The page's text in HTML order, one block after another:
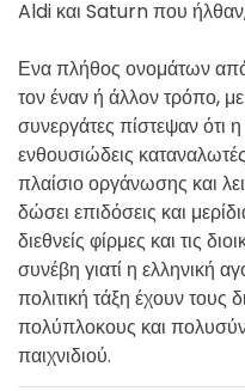
Aldi και Saturn που
Ενα πλήθος ονομάτων από
τον έναν ή άλλον τρόπο,
συνεργάτες πίστεψαν ότι
ενθουσιώδεις
πλαίσιο οργάνωσης και
δώσει επιδόσεις και
διεθνείς φίρμες και τις
συνέβη γιατί η ελληνική
πολιτική τάξη έχουν τους
πολύπλοκους και
παιχνιδιού.